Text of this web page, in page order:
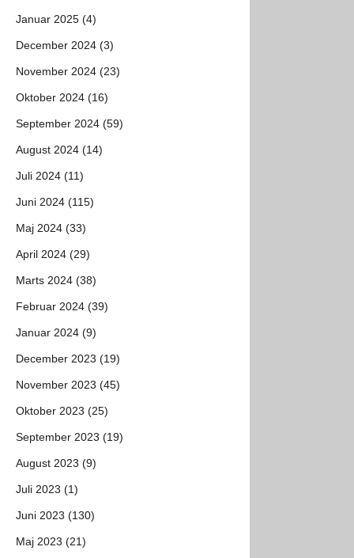
Januar 2025 (4)
December 2024 (3)
November 2024 (23)
Oktober 2024 (16)
September 2024 (59)
August 2024 (14)
Juli 2024 (11)
Juni 2024 (115)
Maj 2024 (33)
April 2024 (29)
Marts 2024 (38)
Februar 2024 (39)
Januar 2024 (9)
December 2023 (19)
November 2023 (45)
Oktober 2023 (25)
September 2023 (19)
August 2023 (9)
Juli 2023 (1)
Juni 2023 (130)
Maj 2023 (21)